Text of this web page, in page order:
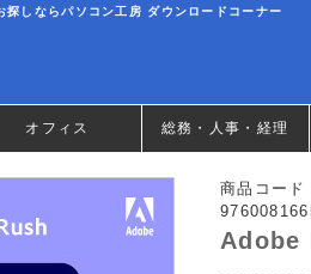
ならパソコン工房 ダウンロードコーナー
オフィス 総務・人事・経理
商品コード
Adobe